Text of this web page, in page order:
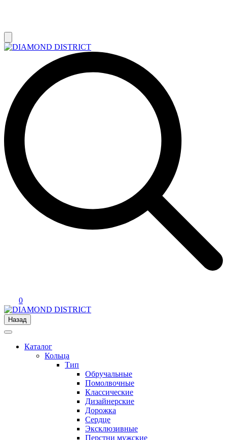
0
Назад
Каталог
Кольца
Тип
Обручальные
Помолвочные
Классические
Дизайнерские
Дорожка
Сердце
Эксклюзивные
Перстни мужские